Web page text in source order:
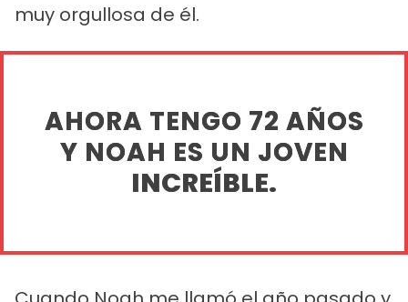
muy orgullosa de él.
AHORA TENGO 72 AÑOS
Y NOAH ES UN JOVEN
INCREÍBLE.